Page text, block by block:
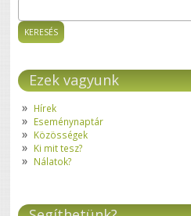
Keresés űrlap
Ezek vagyunk
Hírek
Eseménynaptár
Közösségek
Ki mit tesz?
Nálatok?